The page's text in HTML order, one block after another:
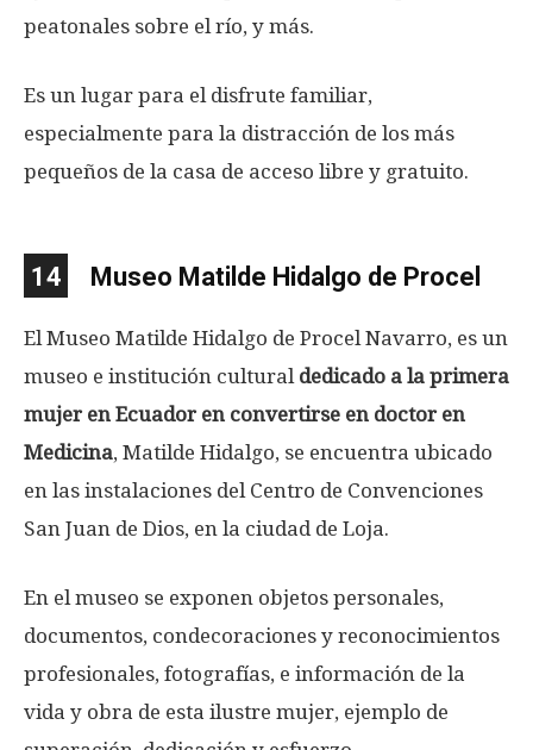
peatonales sobre el río, y más.
Es un lugar para el disfrute familiar,
especialmente para la distracción de los más
pequeños de la casa de acceso libre y gratuito.
14 Museo Matilde Hidalgo de Procel
El Museo Matilde Hidalgo de Procel Navarro, es un
museo e institución cultural dedicado a la primera
mujer en Ecuador en convertirse en doctor en
Medicina, Matilde Hidalgo, se encuentra ubicado
en las instalaciones del Centro de Convenciones
San Juan de Dios, en la ciudad de Loja.
En el museo se exponen objetos personales,
documentos, condecoraciones y reconocimientos
profesionales, fotografías, e información de la
vida y obra de esta ilustre mujer, ejemplo de